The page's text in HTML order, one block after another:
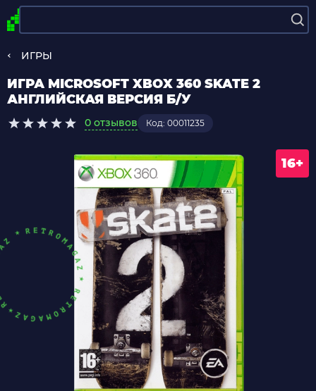
ИГРЫ
ИГРА MICROSOFT XBOX 360 SKATE 2
АНГЛИЙСКАЯ ВЕРСИЯ Б/У
0 отзывов Код: 00011235
16+